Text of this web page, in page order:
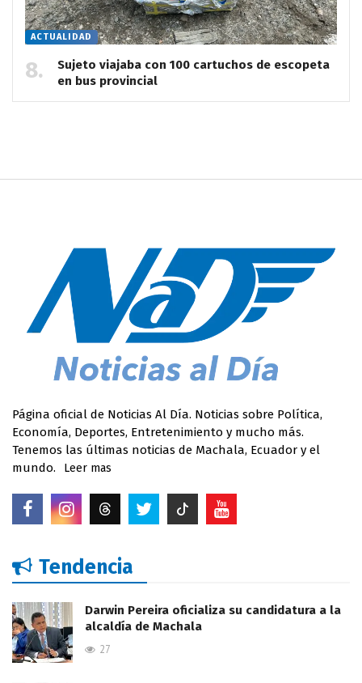
ACTUALIDAD
Sujeto viajaba con 100 cartuchos de escopeta
en bus provincial
Página oficial de Noticias Al Día. Noticias sobre Política,
Economía, Deportes, Entretenimiento y mucho más.
Tenemos las últimas noticias de Machala, Ecuador y el
mundo.
Leer mas
Tendencia
Darwin Pereira oficializa su candidatura a la
alcaldía de Machala
27